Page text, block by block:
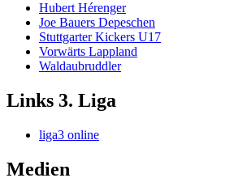
Hubert Hérenger
Joe Bauers Depeschen
Stuttgarter Kickers U17
Vorwärts Lappland
Waldaubruddler
Links 3. Liga
liga3 online
Medien